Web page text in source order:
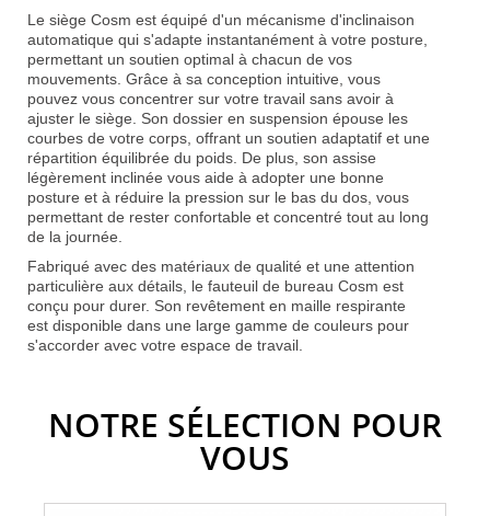
Le siège Cosm est équipé d'un mécanisme d'inclinaison
automatique qui s'adapte instantanément à votre posture,
permettant un soutien optimal à chacun de vos
mouvements. Grâce à sa conception intuitive, vous
pouvez vous concentrer sur votre travail sans avoir à
ajuster le siège. Son dossier en suspension épouse les
courbes de votre corps, offrant un soutien adaptatif et une
répartition équilibrée du poids. De plus, son assise
légèrement inclinée vous aide à adopter une bonne
posture et à réduire la pression sur le bas du dos, vous
permettant de rester confortable et concentré tout au long
de la journée.
Fabriqué avec des matériaux de qualité et une attention
particulière aux détails, le fauteuil de bureau Cosm est
conçu pour durer. Son revêtement en maille respirante
est disponible dans une large gamme de couleurs pour
s'accorder avec votre espace de travail.
NOTRE SÉLECTION POUR
VOUS